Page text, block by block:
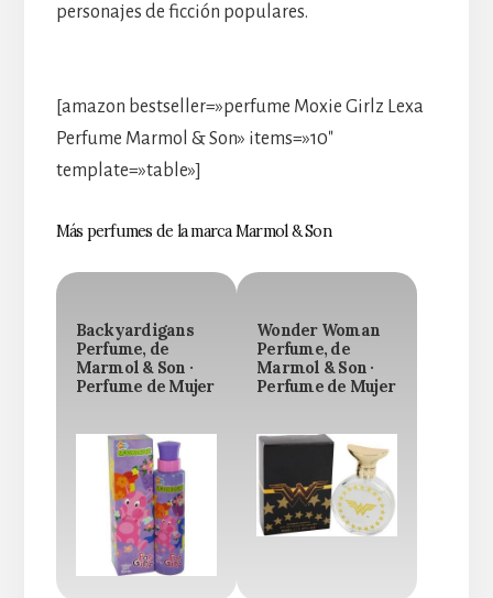
personajes de ficción populares.
[amazon bestseller=»perfume Moxie Girlz Lexa
Perfume Marmol & Son» items=»10″
template=»table»]
Más perfumes de la marca Marmol & Son
Backyardigans
Perfume, de
Marmol & Son ·
Perfume de Mujer
Wonder Woman
Perfume, de
Marmol & Son ·
Perfume de Mujer